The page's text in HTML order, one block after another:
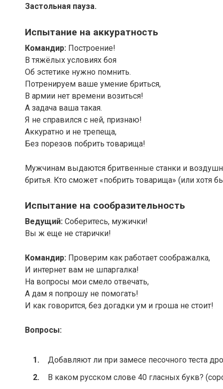
Застольная пауза.
Испытание на аккуратность
Командир: Построение!
В тяжёлых условиях боя
Об эстетике нужно помнить.
Потренируем ваше умение бриться,
В армии нет времени возиться!
А задача ваша такая.
Я не справился с ней, признаю!
Аккуратно и не трепеща,
Без порезов побрить товарища!
Мужчинам выдаются бритвенные станки и
бритья. Кто сможет «побрить товарища» (или хотя
Испытание на сообразительность
Ведущий: Соберитесь, мужички!
Вы ж еще не старички!
Командир: Проверим как работает соображалка,
И интернет вам не шпаргалка!
На вопросы мои смело отвечать,
А дам я попрошу не помогать!
И как говорится, без догадки ум и гроша не стоит!
Вопросы:
Добавляют ли при замесе песочного теста
В каком русском слове 40 гласных букв?